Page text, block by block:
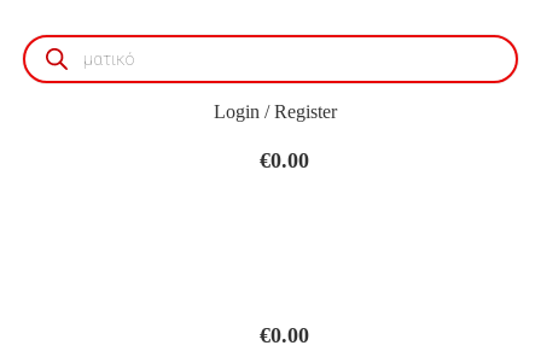
Products
search
Login / Register
€0.00
€0.00